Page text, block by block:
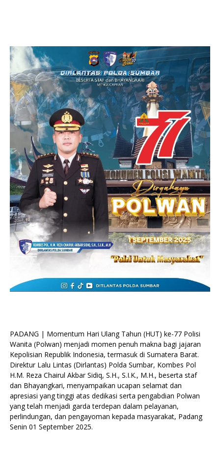
PADANG | Momentum Hari Ulang Tahun (HUT) ke-77 Polisi
Wanita (Polwan) menjadi momen penuh makna bagi jajaran
Kepolisian Republik Indonesia, termasuk di Sumatera Barat.
Direktur Lalu Lintas (Dirlantas) Polda Sumbar, Kombes Pol
H.M. Reza Chairul Akbar Sidiq, S.H., S.I.K., M.H., beserta staf
dan Bhayangkari, menyampaikan ucapan selamat dan
apresiasi yang tinggi atas dedikasi serta pengabdian Polwan
yang telah menjadi garda terdepan dalam pelayanan,
perlindungan, dan pengayoman kepada masyarakat, Padang
Senin 01 September 2025.